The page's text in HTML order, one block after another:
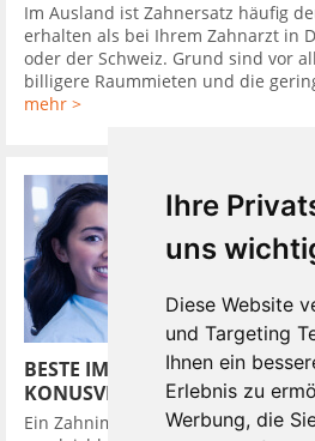
Ihre
uns
Diese Website
und Targeting
Ihnen ein
Erlebnis zu
Werbung, die
Im Ausland ist Zahnersatz häufig
erhalten als bei Ihrem Zahnarzt in
oder der Schweiz. Grund sind vor
billigere Raummieten und die
mehr >
BESTE IMPLANTATSYSTEME
KONUSVERBINDUNG
Ein Zahnimplantat in den